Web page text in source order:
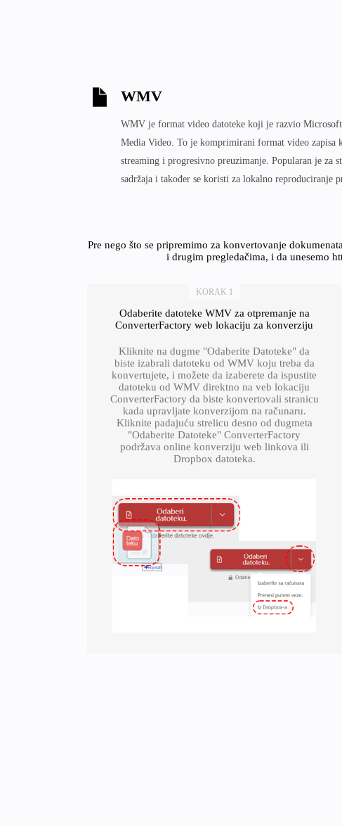
WMV
WMV je format video datoteke koji je razvio
Media Video. To je komprimirani format video zapisa
streaming i progresivno preuzimanje. Popularan je za
sadržaja i također se koristi za lokalno reproduciranje
Pre nego što se pripremimo za konvertovanje
i drugim pregledačima, i da unesemo
KORAK 1
Odaberite datoteke WMV za otpremanje na
ConverterFactory web lokaciju za konverziju
Kliknite na dugme "Odaberite Datoteke" da
biste izabrali datoteku od WMV koju treba da
konvertujete, i možete da izaberete da ispustite
datoteku od WMV direktno na veb lokaciju
ConverterFactory da biste konvertovali stranicu
kada upravljate konverzijom na računaru.
Kliknite padajuću strelicu desno od dugmeta
"Odaberite Datoteke" ConverterFactory
podržava online konverziju web linkova ili
Dropbox datoteka.